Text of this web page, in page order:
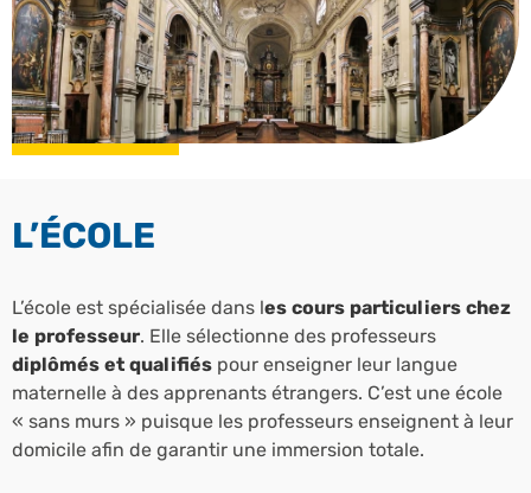
L’ÉCOLE
L’école est spécialisée dans les cours particuliers chez
le professeur. Elle sélectionne des professeurs
diplômés et qualifiés pour enseigner leur langue
maternelle à des apprenants étrangers. C’est une école
« sans murs » puisque les professeurs enseignent à leur
domicile afin de garantir une immersion totale.